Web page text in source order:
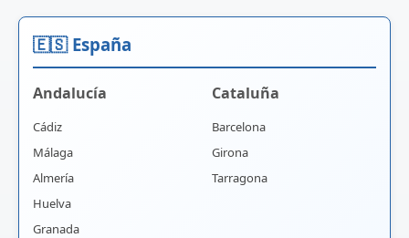
🇪🇸 España
Andalucía
Cádiz
Málaga
Almería
Huelva
Granada
Cataluña
Barcelona
Girona
Tarragona